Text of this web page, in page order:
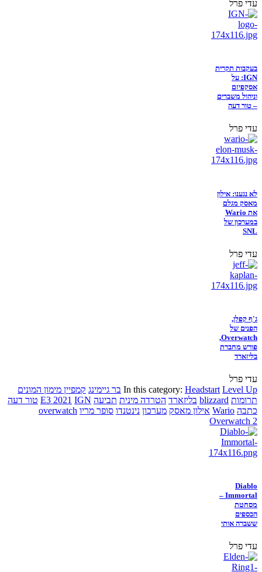
עדי פרל
בעקבות תקרית
IGN: על
אסקפיזם
וניהול משברים
– טור דעה
עדי פרל
לא נגענו: אילון
מאסק מגלם
את Wario
במערכון של
SNL
עדי פרל
ג'ף קפלן,
הפנים של
Overwatch,
פורש מחברת
בליזארד
עדי פרל
In this category: Headstart Level Up בר גיימינג קמפיין מימון המונים
תרומות blizzard בליזארד הטרדה מינית תביעה E3 2021 IGN
טור דעה
כתבה Wario אילון מאסק מערכון נינטנדו סופר מריו overwatch
Overwatch 2
Diablo
Immortal –
מסחטת
הכספים
ששברה אותי
עדי פרל